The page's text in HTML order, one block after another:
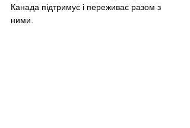
Канада підтримує і переживає разом з
ними.